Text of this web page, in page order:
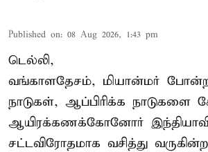
Published on: 08 Aug 2026, 1:43 pm
டெல்லி,
வங்காளதேசம், மியான்மர்
நாடுகள், ஆப்பிரிக்க நாடுகளை
ஆயிரக்கணக்கோனோர் இந்தியா
சட்டவிரோதமாக வசித்து